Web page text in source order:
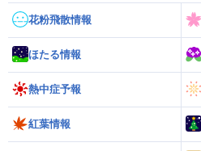
花粉飛散情報
ほたる情報
熱中症予報
紅葉情報